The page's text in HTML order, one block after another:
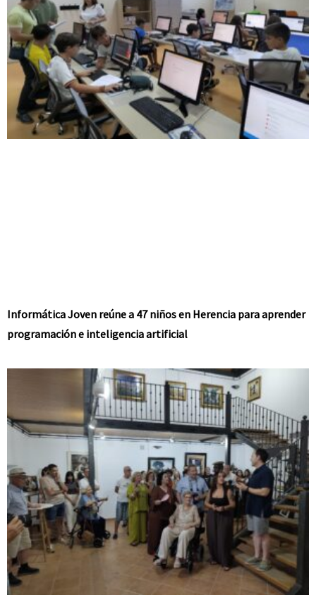
Informática Joven reúne a 47 niños en Herencia para aprender
programación e inteligencia artificial